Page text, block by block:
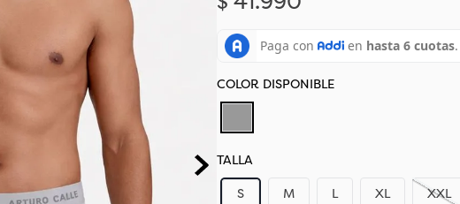
TALLA
S M L XL XXL